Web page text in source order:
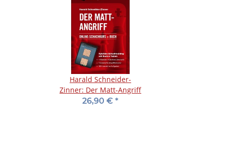
Harald Schneider-
Zinner: Der Matt-Angriff
26,90 € *